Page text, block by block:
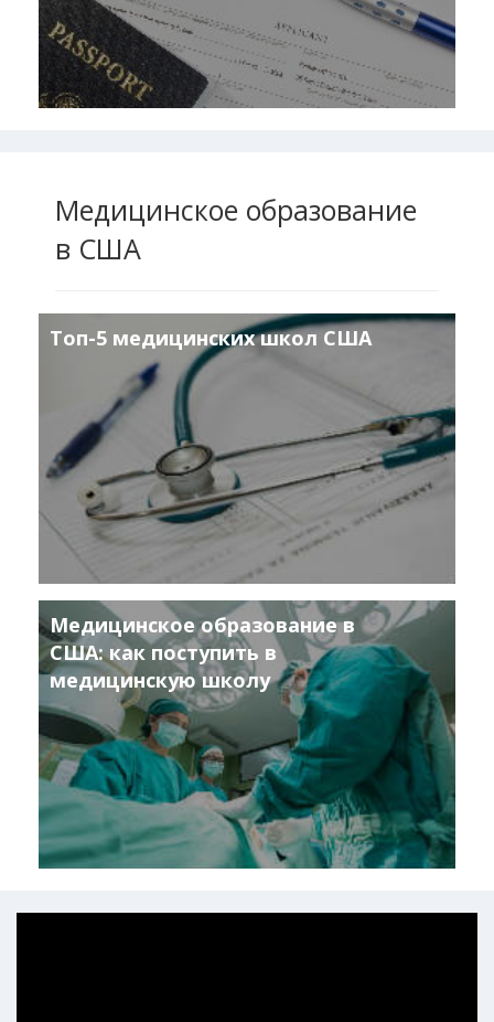
Медицинское образование
в США
Топ-5 медицинских школ США
Медицинское образование в
США: как поступить в
медицинскую школу